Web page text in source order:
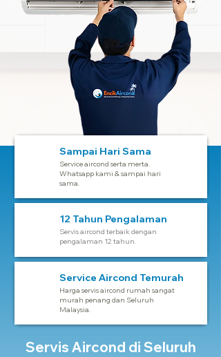
Sampai Hari Sama
Service aircond serta merta.
Whatsapp kami & sampai hari
sama.
12 Tahun Pengalaman
Servis aircond terbaik dengan
pengalaman 12 tahun.
Service Aircond Temurah
Harga servis aircond rumah sangat
murah penang dan Seluruh
Malaysia.
Servis Aircond di Seluruh